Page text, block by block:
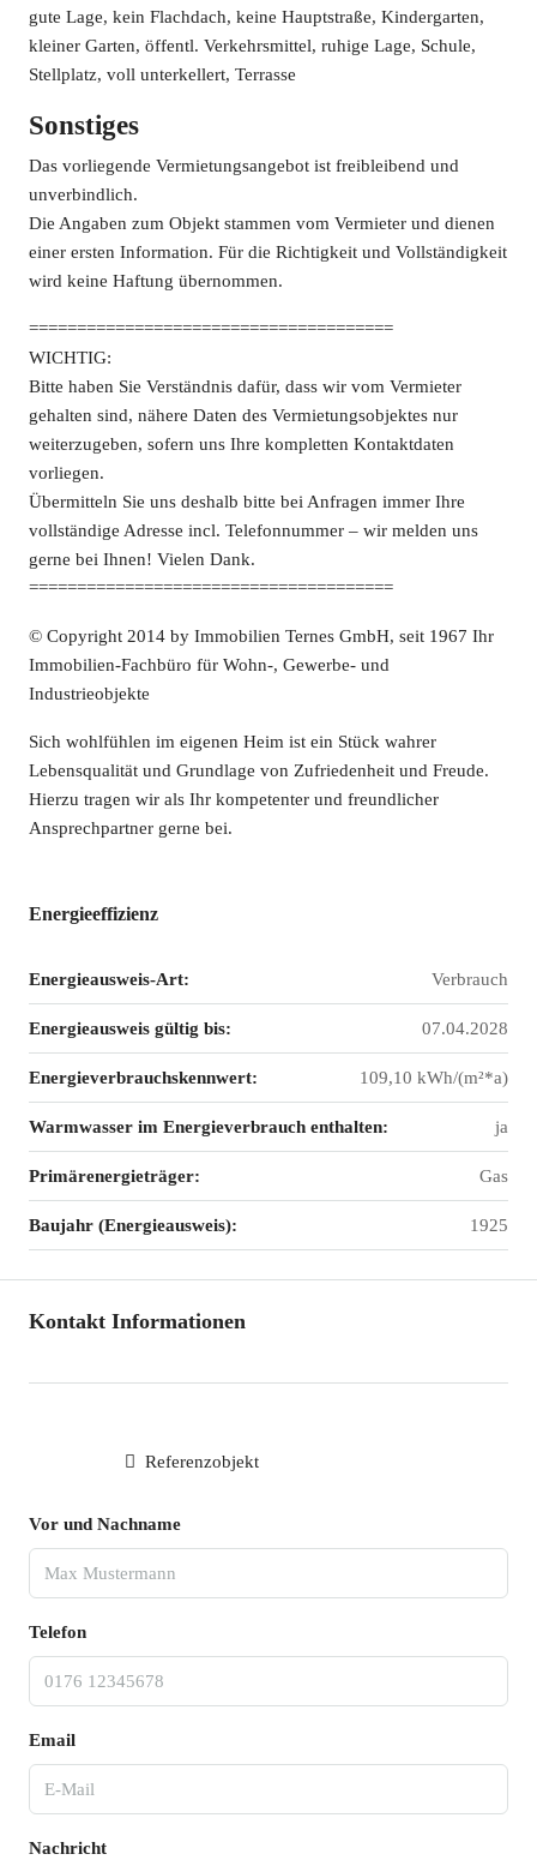
gute Lage, kein Flachdach, keine Hauptstraße, Kindergarten,
kleiner Garten, öffentl. Verkehrsmittel, ruhige Lage, Schule,
Stellplatz, voll unterkellert, Terrasse
Sonstiges
Das vorliegende Vermietungsangebot ist freibleibend und
unverbindlich.
Die Angaben zum Objekt stammen vom Vermieter und dienen
einer ersten Information. Für die Richtigkeit und Vollständigkeit
wird keine Haftung übernommen.
======================================
WICHTIG:
Bitte haben Sie Verständnis dafür, dass wir vom Vermieter
gehalten sind, nähere Daten des Vermietungsobjektes nur
weiterzugeben, sofern uns Ihre kompletten Kontaktdaten
vorliegen.
Übermitteln Sie uns deshalb bitte bei Anfragen immer Ihre
vollständige Adresse incl. Telefonnummer – wir melden uns
gerne bei Ihnen! Vielen Dank.
======================================
© Copyright 2014 by Immobilien Ternes GmbH, seit 1967 Ihr
Immobilien-Fachbüro für Wohn-, Gewerbe- und
Industrieobjekte
Sich wohlfühlen im eigenen Heim ist ein Stück wahrer
Lebensqualität und Grundlage von Zufriedenheit und Freude.
Hierzu tragen wir als Ihr kompetenter und freundlicher
Ansprechpartner gerne bei.
Energieeffizienz
Energieausweis-Art: Verbrauch
Energieausweis gültig bis: 07.04.2028
Energieverbrauchskennwert: 109,10 kWh/(m²*a)
Warmwasser im Energieverbrauch enthalten: ja
Primärenergieträger: Gas
Baujahr (Energieausweis): 1925
Kontakt Informationen
Referenzobjekt
Vor und Nachname
Telefon
Email
Nachricht